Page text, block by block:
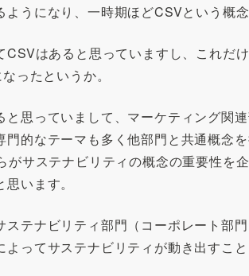
うになり、一時期ほどCSVという概
はあると思っていますし、これだ
ったというか。
思っていまして、マーケティング関
的なテーマも多く他部門と共通概念
サステナビリティの概念の重要性を
います。
テナビリティ部門（コーポレート部
ってサステナビリティが動き出すこと